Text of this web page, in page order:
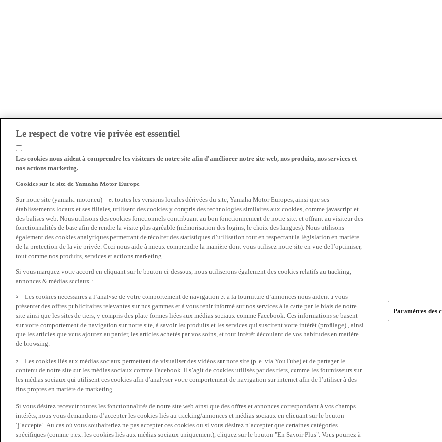
Le respect de votre vie privée est essentiel
Les cookies nous aident à comprendre les visiteurs de notre site afin d'améliorer notre site web, nos produits, nos services et
nos actions marketing.
Cookies sur le site de Yamaha Motor Europe
Sur notre site (yamaha-motor.eu) – et toutes les versions locales dérivées du site, Yamaha Motor Europes, ainsi que ses
établissements locaux et ses filiales, utilisent des cookies y compris des technologies similaires aux cookies, comme javascript et
des balises web. Nous utilisons des cookies fonctionnels contribuant au bon fonctionnement de notre site, et offrant au visiteur des
fonctionnalités de base afin de rendre la visite plus agréable (mémorisation des logins, le choix des langues). Nous utilisons
également des cookies analytiques permettant de récolter des statistiques d’utilisation tout en respectant la législation en matière
de la protection de la vie privée. Ceci nous aide à mieux comprendre la manière dont vous utilisez notre site en vue de l’optimiser,
tout comme nos produits, services et actions marketing.
Si vous marquez votre accord en cliquant sur le bouton ci-dessous, nous utiliserons également des cookies relatifs au tracking,
annonces & médias sociaux :
Les cookies nécessaires à l’analyse de votre comportement de navigation et à la fourniture d’annonces nous aident à vous
présenter des offres publicitaires relevantes sur nos gammes et à vous tenir informé sur nos services à la carte par le biais de notre
site ainsi que les sites de tiers, y compris des plate-formes liées aux médias sociaux comme Facebook. Ces informations se basent
sur votre comportement de navigation sur notre site, à savoir les produits et les services qui suscitent votre intérêt (profilage) , ainsi
que les articles que vous ajoutez au panier, les articles achetés par vos soins, et tout intérêt découlant de vos habitudes en matière
de browsing.
Les cookies liés aux médias sociaux permettent de visualiser des vidéos sur note site (p. e. via YouTube) et de partager le
contenu de notre site sur les médias sociaux comme Facebook. Il s’agit de cookies utilisés par des tiers, comme les fournisseurs sur
les médias sociaux qui utilisent ces cookies afin d’analyser votre comportement de navigation sur internet afin de l’utiliser à des
fins propres en matière de marketing.
Si vous désirez recevoir toutes les fonctionnalités de notre site web ainsi que des offres et annonces correspondant à vos champs
intérêts, nous vous demandons d’accepter les cookies liés au tracking/annonces et médias sociaux en cliquant sur le bouton
‘j’accepte’. Au cas où vous souhaiteriez ne pas accepter ces cookies ou si vous désirez n’accepter que certaines catégories
spécifiques (comme p.ex. les cookies liés aux médias sociaux uniquement), cliquez sur le bouton "En Savoir Plus". Vous pourrez à
Paramètres des